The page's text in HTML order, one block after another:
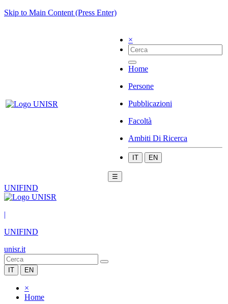
Skip to Main Content (Press Enter)
×
Home
Persone
Pubblicazioni
Facoltà
Ambiti Di Ricerca
IT EN
☰
UNIFIND
|
UNIFIND
unisr.it
IT EN
×
Home